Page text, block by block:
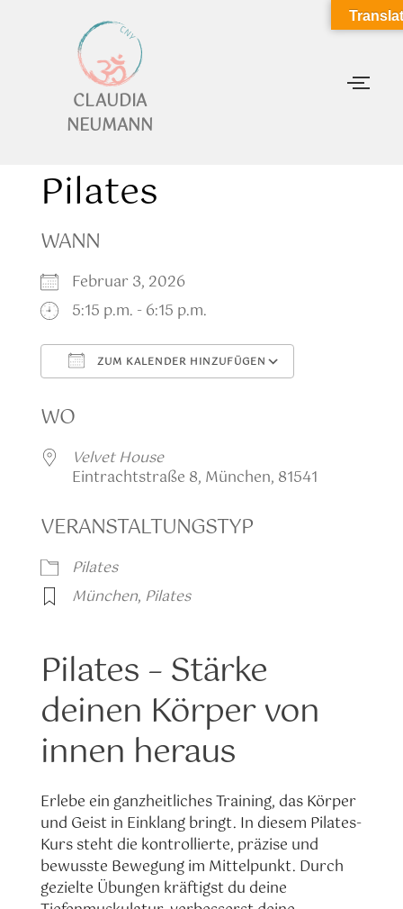
CLAUDIA
NEUMANN
Pilates
WANN
Februar 3, 2026
5:15 p.m. - 6:15 p.m.
ZUM KALENDER HINZUFÜGEN
WO
Velvet House
Eintrachtstraße 8, München, 81541
VERANSTALTUNGSTYP
Pilates
München, Pilates
Pilates – Stärke
deinen Körper von
innen heraus
Erlebe ein ganzheitliches Training, das Körper
und Geist in Einklang bringt. In diesem Pilates-
Kurs steht die kontrollierte, präzise und
bewusste Bewegung im Mittelpunkt. Durch
gezielte Übungen kräftigst du deine